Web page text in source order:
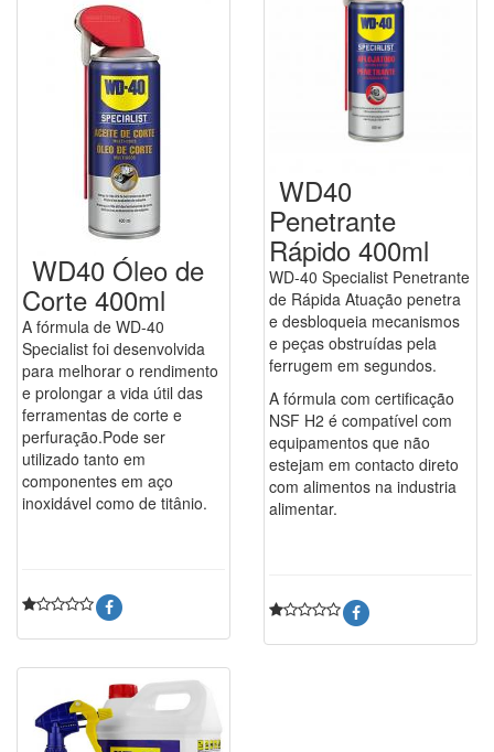
WD40 Óleo de
Corte 400ml
A fórmula de WD-40
Specialist foi desenvolvida
para melhorar o rendimento
e prolongar a vida útil das
ferramentas de corte e
perfuração.Pode ser
utilizado tanto em
componentes em aço
inoxidável como de titânio.
WD40
Penetrante
Rápido 400ml
WD-40 Specialist Penetrante
de Rápida Atuação penetra
e desbloqueia mecanismos
e peças obstruídas pela
ferrugem em segundos.
A fórmula com certificação
NSF H2 é compatível com
equipamentos que não
estejam em contacto direto
com alimentos na industria
alimentar.